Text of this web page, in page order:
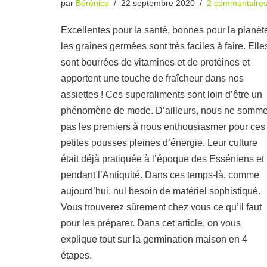
par Bérénice 22 septembre 2020 2 commentaires
Excellentes pour la santé, bonnes pour la
les graines germées sont très faciles à faire.
sont bourrées de vitamines et de protéines et
apportent une touche de fraîcheur dans nos
assiettes ! Ces superaliments sont loin d’être un
phénomène de mode. D’ailleurs, nous ne
pas les premiers à nous enthousiasmer pour ces
petites pousses pleines d’énergie. Leur culture
était déjà pratiquée à l’époque des Esséniens et
pendant l’Antiquité. Dans ces temps-là, comme
aujourd’hui, nul besoin de matériel sophistiqué.
Vous trouverez sûrement chez vous ce qu’il faut
pour les préparer. Dans cet article, on vous
explique tout sur la germination maison en 4
étapes.